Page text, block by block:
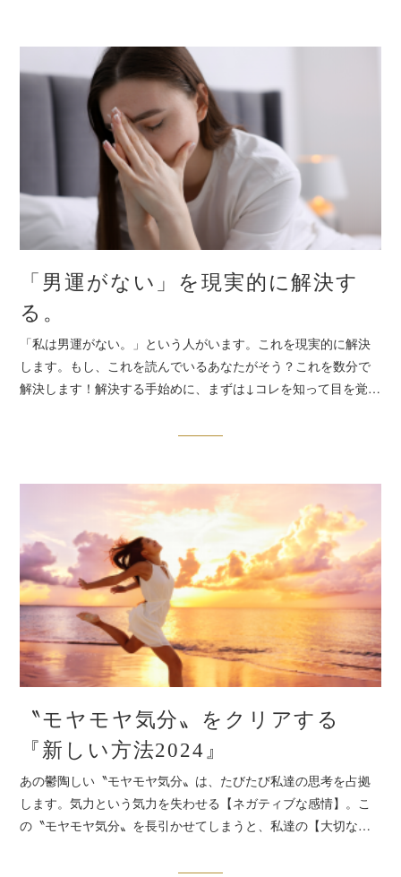
「男運がない」を現実的に解決す
る。
「私は男運がない。」という人がいます。これを現実的に解決
します。もし、これを読んでいるあなたがそう？これを数分で
解決します！解決する手始めに、まずは↓コレを知って目を覚…
〝モヤモヤ気分〟をクリアする
『新しい方法2024』
あの鬱陶しい〝モヤモヤ気分〟は、たびたび私達の思考を占拠
します。気力という気力を失わせる【ネガティブな感情】。こ
の〝モヤモヤ気分〟を長引かせてしまうと、私達の【大切な…